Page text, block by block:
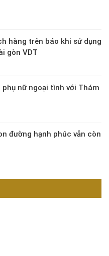
hàng trên báo khi sử dụng
gòn VDT
nữ ngoại tình với Thám
đường hạnh phúc vẫn còn